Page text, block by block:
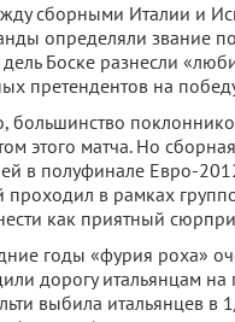
сборными Италии и
определяли звание
дель Боске разнесли
претендентов на
большинство
этого матча. Но
в полуфинале Евро-
проходил в рамках
как приятный
годы «фурия роха»
дорогу итальянцам
выбила итальянцев